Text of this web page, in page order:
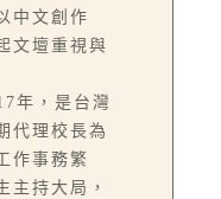
中文創作
文壇重視與
年，是台灣
代理校長為
作事務繁
主持大局，